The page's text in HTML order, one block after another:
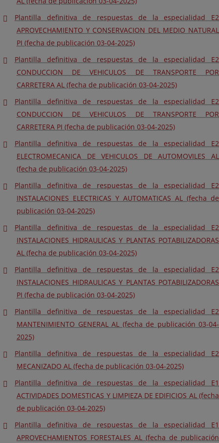
Plantilla definitiva de respuestas de la especialidad E2
APROVECHAMIENTO Y CONSERVACION DEL MEDIO NATURAL
PI (fecha de publicación 03-04-2025)
Plantilla definitiva de respuestas de la especialidad E2
CONDUCCION DE VEHICULOS DE TRANSPORTE POR
CARRETERA AL (fecha de publicación 03-04-2025)
Plantilla definitiva de respuestas de la especialidad E2
CONDUCCION DE VEHICULOS DE TRANSPORTE POR
CARRETERA PI (fecha de publicación 03-04-2025)
Plantilla definitiva de respuestas de la especialidad E2
ELECTROMECANICA DE VEHICULOS DE AUTOMOVILES AL
(fecha de publicación 03-04-2025)
Plantilla definitiva de respuestas de la especialidad E2
INSTALACIONES ELECTRICAS Y AUTOMATICAS AL (fecha de
publicación 03-04-2025)
Plantilla definitiva de respuestas de la especialidad E2
INSTALACIONES HIDRAULICAS Y PLANTAS POTABILIZADORAS
AL (fecha de publicación 03-04-2025)
Plantilla definitiva de respuestas de la especialidad E2
INSTALACIONES HIDRAULICAS Y PLANTAS POTABILIZADORAS
PI (fecha de publicación 03-04-2025)
Plantilla definitiva de respuestas de la especialidad E2
MANTENIMIENTO GENERAL AL (fecha de publicación 03-04-
2025)
Plantilla definitiva de respuestas de la especialidad E2
MECANIZADO AL (fecha de publicación 03-04-2025)
Plantilla definitiva de respuestas de la especialidad E1
ACTIVIDADES DOMESTICAS Y LIMPIEZA DE EDIFICIOS AL (fecha
de publicación 03-04-2025)
Plantilla definitiva de respuestas de la especialidad E1
APROVECHAMIENTOS FORESTALES AL (fecha de publicación